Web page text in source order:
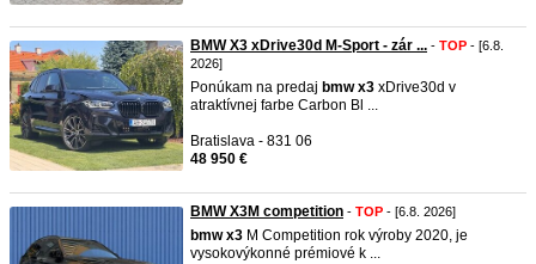
BMW X3 xDrive30d M-Sport - zár ... - TOP - [6.8.
2026]
Ponúkam na predaj bmw x3 xDrive30d v
atraktívnej farbe Carbon Bl ...
Bratislava - 831 06
48 950 €
BMW X3M competition - TOP - [6.8. 2026]
bmw x3 M Competition rok výroby 2020, je
vysokovýkonné prémiové k ...